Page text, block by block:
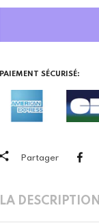
PAIEMENT SÉCURISÉ:
Partager
LA DESCRIPTION